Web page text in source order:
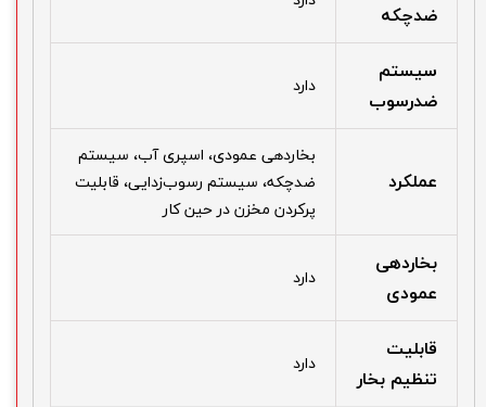
ضدچکه
سیستم
ضدرسوب
دارد
عملکرد
بخاردهی عمودی، اسپری آب، سیستم
ضدچکه، سیستم رسوب‌زدایی، قابلیت
پرکردن مخزن در حین کار
بخاردهی
عمودی
دارد
قابلیت
تنظیم بخار
دارد